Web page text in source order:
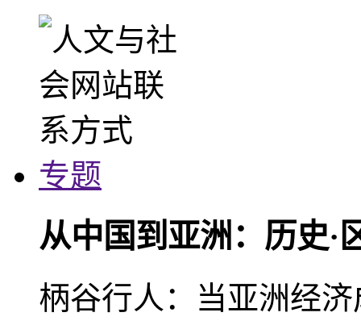
专题
从中国到亚洲：历史·
柄谷行人：当亚洲经